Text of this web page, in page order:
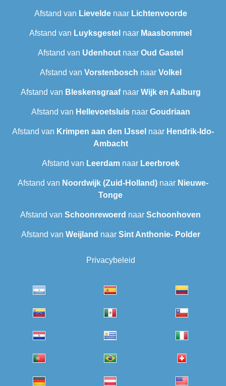
Afstand van Lieveldenaar Lichtenvoorde
Afstand van Luyksgestel naar Maasbommel
Afstand van Udenhout naar Oud Gastel
Afstand van Vorstenbosch naar Volkel
Afstand van Bleskensgraafnaar Wijk en Aalburg
Afstand van Hellevoetsluisnaar Goudriaan
Afstand van Krimpen aan den IJssel naar Hendrik-Ido-
Ambacht
Afstand van Leerdamnaar Leerbroek
Afstand van Noordwijk (Zuid-Holland) naar Nieuwe-
Tonge
Afstand van Schoonrewoerd naar Schoonhoven
Afstand van Weijland naar Sint Anthonie- Polder
Privacybeleid